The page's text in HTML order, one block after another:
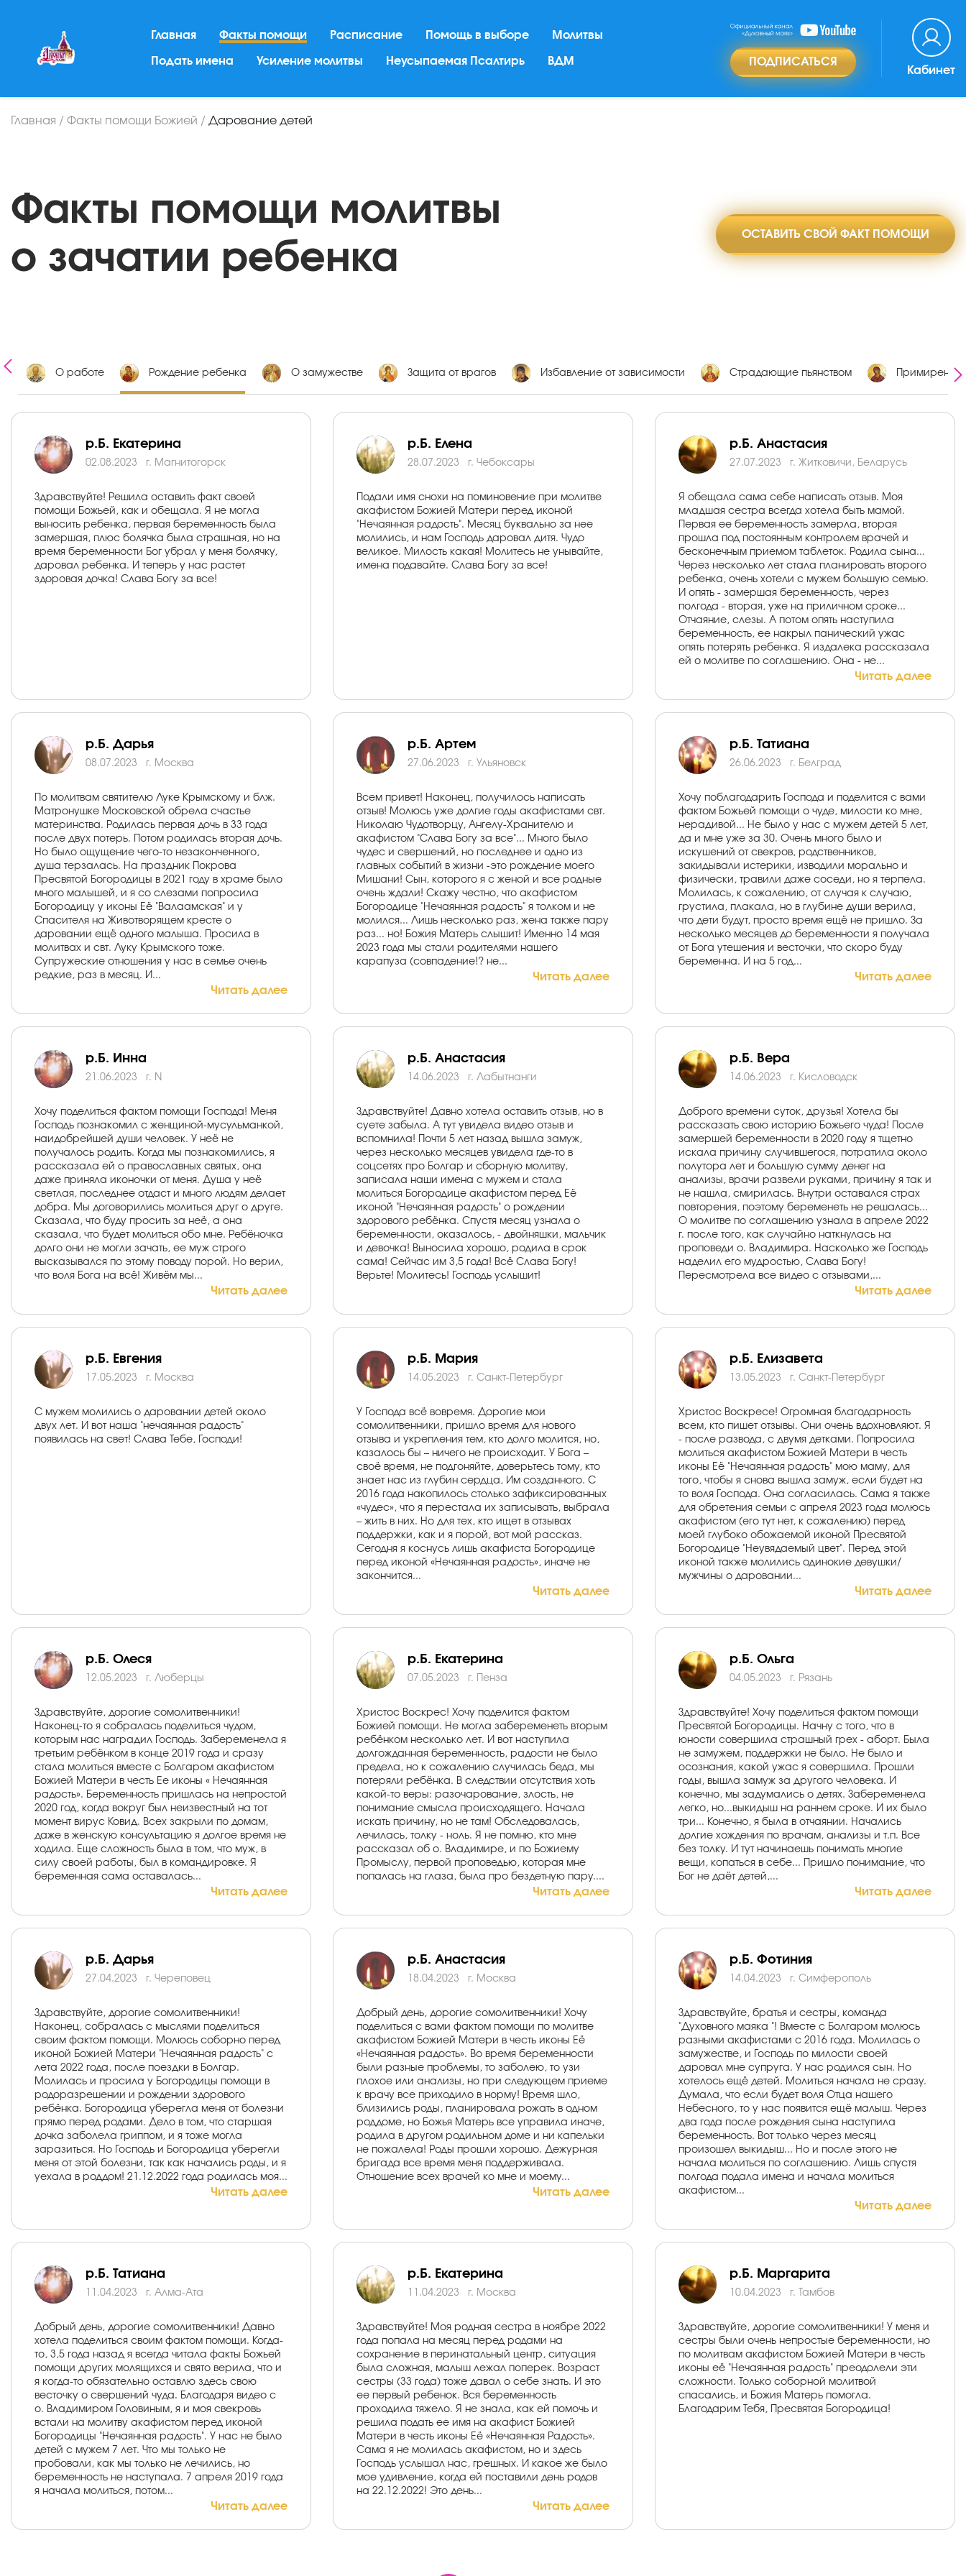
Главная Факты помощи Расписание Помощь в выборе Молитвы
Подать имена Усиление молитвы Неусыпаемая Псалтирь ВДМ ПОДПИСАТЬСЯ
Кабинет
Главная / Факты помощи Божией / Дарование детей
Факты помощи молитвы
о зачатии ребенка
ОСТАВИТЬ СВОЙ ФАКТ ПОМОЩИ
О работе Рождение ребенка О замужестве Защита от врагов Избавление от зависимости Страдающие пьянством
р.Б. Екатерина
02.08.2023 г. Магнитогорск
Здравствуйте! Решила оставить факт своей
помощи Божьей, как и обещала. Я не могла
выносить ребенка, первая беременность была
замершая, плюс болячка была страшная, но на
время беременности Бог убрал у меня болячку,
даровал ребенка. И теперь у нас растет
здоровая дочка! Слава Богу за все!
р.Б. Елена
28.07.2023 г. Чебоксары
Подали имя снохи на поминовение при молитве
акафистом Божией Матери перед иконой
"Нечаянная радость". Месяц буквально за нее
молились, и нам Господь даровал дитя. Чудо
великое. Милость какая! Молитесь не унывайте,
имена подавайте. Слава Богу за все!
р.Б. Анастасия
27.07.2023 г. Житковичи, Беларусь
Я обещала сама себе написать отзыв. Моя
младшая сестра всегда хотела быть мамой.
Первая ее беременность замерла, вторая
прошла под постоянным контролем врачей и
бесконечным приемом таблеток. Родила сына...
Через несколько лет стала планировать второго
ребенка, очень хотели с мужем большую семью.
И опять - замершая беременность, через
полгода - вторая, уже на приличном сроке...
Отчаяние, слезы. А потом опять наступила
беременность, ее накрыл панический ужас
опять потерять ребенка. Я издалека рассказала
ей о молитве по соглашению. Она - не...
Читать далее
р.Б. Дарья
08.07.2023 г. Москва
По молитвам святителю Луке Крымскому и блж.
Матронушке Московской обрела счастье
материнства. Родилась первая дочь в 33 года
после двух потерь. Потом родилась вторая дочь.
Но было ощущение чего-то незаконченного,
душа терзалась. На праздник Покрова
Пресвятой Богородицы в 2021 году в храме было
много малышей, и я со слезами попросила
Богородицу у иконы Её "Валаамская" и у
Спасителя на Животворящем кресте о
даровании ещё одного малыша. Просила в
молитвах и свт. Луку Крымского тоже.
Супружеские отношения у нас в семье очень
редкие, раз в месяц. И...
Читать далее
р.Б. Артем
27.06.2023 г. Ульяновск
Всем привет! Наконец, получилось написать
отзыв! Молюсь уже долгие годы акафистами свт.
Николаю Чудотворцу, Ангелу-Хранителю и
акафистом "Слава Богу за все"... Много было
чудес и свершений, но последнее и одно из
главных событий в жизни -это рождение моего
Мишани! Сын, которого я с женой и все родные
очень ждали! Скажу честно, что акафистом
Богородице "Нечаянная радость" я толком и не
молился... Лишь несколько раз, жена также пару
раз... но! Божия Матерь слышит! Именно 14 мая
2023 года мы стали родителями нашего
карапуза (совпадение!? не...
Читать далее
р.Б. Татиана
26.06.2023 г. Белград
Хочу поблагодарить Господа и поделится с вами
фактом Божьей помощи о чуде, милости ко мне,
нерадивой... Не было у нас с мужем детей 5 лет,
да и мне уже за 30. Очень много было и
искушений от свекров, родственников,
закидывали истерики, изводили морально и
физически, травили даже соседи, но я терпела.
Молилась, к сожалению, от случая к случаю,
грустила, плакала, но в глубине души верила,
что дети будут, просто время ещё не пришло. За
несколько месяцев до беременности я получала
от Бога утешения и весточки, что скоро буду
беременна. И на 5 год...
Читать далее
р.Б. Инна
21.06.2023 г. N
Хочу поделиться фактом помощи Господа! Меня
Господь познакомил с женщиной-мусульманкой,
наидобрейшей души человек. У неё не
получалось родить. Когда мы познакомились, я
рассказала ей о православных святых, она
даже приняла иконочки от меня. Душа у неё
светлая, последнее отдаст и много людям делает
добра. Мы договорились молиться друг о друге.
Сказала, что буду просить за неё, а она
сказала, что будет молиться обо мне. Ребёночка
долго они не могли зачать, ее муж строго
высказывался по этому поводу порой. Но верил,
что воля Бога на всё! Живём мы...
Читать далее
р.Б. Анастасия
14.06.2023 г. Лабытнанги
Здравствуйте! Давно хотела оставить отзыв, но в
суете забыла. А тут увидела видео отзыв и
вспомнила! Почти 5 лет назад вышла замуж,
через несколько месяцев увидела где-то в
соцсетях про Болгар и сборную молитву,
записала наши имена с мужем и стала
молиться Богородице акафистом перед Её
иконой "Нечаянная радость" о рождении
здорового ребёнка. Спустя месяц узнала о
беременности, оказалось, - двойняшки, мальчик
и девочка! Выносила хорошо, родила в срок
сама! Сейчас им 3,5 года! Всё Слава Богу!
Верьте! Молитесь! Господь услышит!
р.Б. Вера
14.06.2023 г. Кисловодск
Доброго времени суток, друзья! Хотела бы
рассказать свою историю Божьего чуда! После
замершей беременности в 2020 году я тщетно
искала причину случившегося, потратила около
полутора лет и большую сумму денег на
анализы, врачи развели руками, причину я так и
не нашла, смирилась. Внутри оставался страх
повторения, поэтому беременеть не решалась...
О молитве по соглашению узнала в апреле 2022
г. после того, как случайно наткнулась на
проповеди о. Владимира. Насколько же Господь
наделил его мудростью, Слава Богу!
Пересмотрела все видео с отзывами,...
Читать далее
р.Б. Евгения
17.05.2023 г. Москва
С мужем молились о даровании детей около
двух лет. И вот наша "нечаянная радость"
появилась на свет! Слава Тебе, Господи!
р.Б. Мария
14.05.2023 г. Санкт-Петербург
У Господа всё вовремя. Дорогие мои
сомолитвенники, пришло время для нового
отзыва и укрепления тем, кто долго молится, но,
казалось бы – ничего не происходит. У Бога –
своё время, не подгоняйте, доверьтесь тому, кто
знает нас из глубин сердца, Им созданного. С
2016 года накопилось столько зафиксированных
«чудес», что я перестала их записывать, выбрала
– жить в них. Но для тех, кто ищет в отзывах
поддержки, как и я порой, вот мой рассказ.
Сегодня я коснусь лишь акафиста Богородице
перед иконой «Нечаянная радость», иначе не
закончится...
Читать далее
р.Б. Елизавета
13.05.2023 г. Санкт-Петербург
Христос Воскресе! Огромная благодарность
всем, кто пишет отзывы. Они очень вдохновляют. Я
- после развода, с двумя детками. Попросила
молиться акафистом Божией Матери в честь
иконы Её "Нечаянная радость" мою маму, для
того, чтобы я снова вышла замуж, если будет на
то воля Господа. Она согласилась. Сама я также
для обретения семьи с апреля 2023 года молюсь
акафистом (его тут нет, к сожалению) перед
моей глубоко обожаемой иконой Пресвятой
Богородице "Неувядаемый цвет". Перед этой
иконой также молились одинокие девушки/
мужчины о даровании...
Читать далее
р.Б. Олеся
12.05.2023 г. Люберцы
Здравствуйте, дорогие сомолитвенники!
Наконец-то я собралась поделиться чудом,
которым нас наградил Господь. Забеременела я
третьим ребёнком в конце 2019 года и сразу
стала молиться вместе с Болгаром акафистом
Божией Матери в честь Ее иконы « Нечаянная
радость». Беременность пришлась на непростой
2020 год, когда вокруг был неизвестный на тот
момент вирус Ковид. Всех закрыли по домам,
даже в женскую консультацию я долгое время не
ходила. Еще сложность была в том, что муж, в
силу своей работы, был в командировке. Я
беременная сама оставалась...
Читать далее
р.Б. Екатерина
07.05.2023 г. Пенза
Христос Воскрес! Хочу поделится фактом
Божией помощи. Не могла забеременеть вторым
ребёнком несколько лет. И вот наступила
долгожданная беременность, радости не было
предела, но к сожалению случилась беда, мы
потеряли ребёнка. В следствии отсутствия хоть
какой-то веры: разочарование, злость, не
понимание смысла происходящего. Начала
искать причину, но не там! Обследовалась,
лечилась, толку - ноль. Я не помню, кто мне
рассказал об о. Владимире, и по Божиему
Промыслу, первой проповедью, которая мне
попалась на глаза, была про бездетную пару....
Читать далее
р.Б. Ольга
04.05.2023 г. Рязань
Здравствуйте! Хочу поделиться фактом помощи
Пресвятой Богородицы. Начну с того, что в
юности совершила страшный грех - аборт. Была
не замужем, поддержки не было. Не было и
осознания, какой ужас я совершила. Прошли
годы, вышла замуж за другого человека. И
конечно, мы задумались о детях. Забеременела
легко, но...выкидыш на раннем сроке. И их было
три... Конечно, я была в отчаянии. Начались
долгие хождения по врачам, анализы и т.п. Все
без толку. И тут начинаешь понимать многие
вещи, копаться в себе... Пришло понимание, что
Бог не даёт детей,...
Читать далее
р.Б. Дарья
27.04.2023 г. Череповец
Здравствуйте, дорогие сомолитвенники!
Наконец, собралась с мыслями поделиться
своим фактом помощи. Молюсь соборно перед
иконой Божией Матери "Нечаянная радость" с
лета 2022 года, после поездки в Болгар.
Молилась и просила у Богородицы помощи в
родоразрешении и рождении здорового
ребёнка. Богородица уберегла меня от болезни
прямо перед родами. Дело в том, что старшая
дочка заболела гриппом, и я тоже могла
заразиться. Но Господь и Богородица уберегли
меня от этой болезни, так как начались роды, и я
уехала в роддом! 21.12.2022 года родилась моя...
Читать далее
р.Б. Анастасия
18.04.2023 г. Москва
Добрый день, дорогие сомолитвенники! Хочу
поделиться с вами фактом помощи по молитве
акафистом Божией Матери в честь иконы Её
«Нечаянная радость». Во время беременности
были разные проблемы, то заболею, то узи
плохое или анализы, но при следующем приеме
к врачу все приходило в норму! Время шло,
близились роды, планировала рожать в одном
роддоме, но Божья Матерь все управила иначе,
родила в другом родильном доме и ни капельки
не пожалела! Роды прошли хорошо. Дежурная
бригада все время меня поддерживала.
Отношение всех врачей ко мне и моему...
Читать далее
р.Б. Фотиния
14.04.2023 г. Симферополь
Здравствуйте, братья и сестры, команда
"Духовного маяка "! Вместе с Болгаром молюсь
разными акафистами с 2016 года. Молилась о
замужестве, и Господь по милости своей
даровал мне супруга. У нас родился сын. Но
хотелось ещё детей. Молиться начала не сразу.
Думала, что если будет воля Отца нашего
Небесного, то у нас появится ещё малыш. Через
два года после рождения сына наступила
беременность. Вот только через месяц
произошел выкидыш... Но и после этого не
начала молиться по соглашению. Лишь спустя
полгода подала имена и начала молиться
акафистом...
Читать далее
р.Б. Татиана
11.04.2023 г. Алма-Ата
Добрый день, дорогие сомолитвенники! Давно
хотела поделиться своим фактом помощи. Когда-
то, 3,5 года назад я всегда читала факты Божьей
помощи других молящихся и свято верила, что и
я когда-то обязательно оставлю здесь свою
весточку о свершений чуда. Благодаря видео с
о. Владимиром Головиным, я и моя свекровь
встали на молитву акафистом перед иконой
Богородицы "Нечаянная радость". У нас не было
детей с мужем 7 лет. Что мы только не
пробовали, как мы только не лечились, но
беременность не наступала. 7 апреля 2019 года
я начала молиться, потом...
Читать далее
р.Б. Екатерина
11.04.2023 г. Москва
Здравствуйте! Моя родная сестра в ноябре 2022
года попала на месяц перед родами на
сохранение в перинатальный центр, ситуация
была сложная, малыш лежал поперек. Возраст
сестры (33 года) тоже давал о себе знать. И это
ее первый ребенок. Вся беременность
проходила тяжело. Я не знала, как ей помочь и
решила подать ее имя на акафист Божией
Матери в честь иконы Её «Нечаянная Радость».
Сама я не молилась акафистом, но и здесь
Господь услышал нас, грешных. И какое же было
мое удивление, когда ей поставили день родов
на 22.12.2022! Это день...
Читать далее
р.Б. Маргарита
10.04.2023 г. Тамбов
Здравствуйте, дорогие сомолитвенники! У меня и
сестры были очень непростые беременности, но
по молитвам акафистом Божией Матери в честь
иконы еë "Нечаянная радость" преодолели эти
сложности. Только соборной молитвой
спасались, и Божия Матерь помогла.
Благодарим Тебя, Пресвятая Богородица!